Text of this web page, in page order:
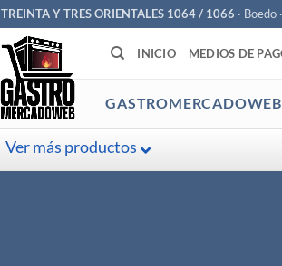
TREINTA Y TRES ORIENTALES 1064 / 1066 ·
INICIO MEDIOS DE
GASTROMERCADOWEB
Ver más productos